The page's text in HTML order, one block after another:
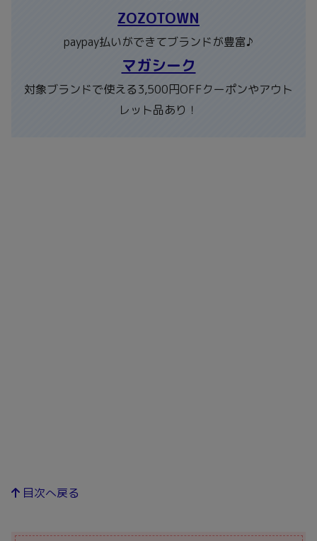
ZOZOTOWN
paypay払いができてブランドが豊富♪
マガシーク
対象ブランドで使える3,500円OFFクーポンやアウト
レット品あり！
目次へ戻る